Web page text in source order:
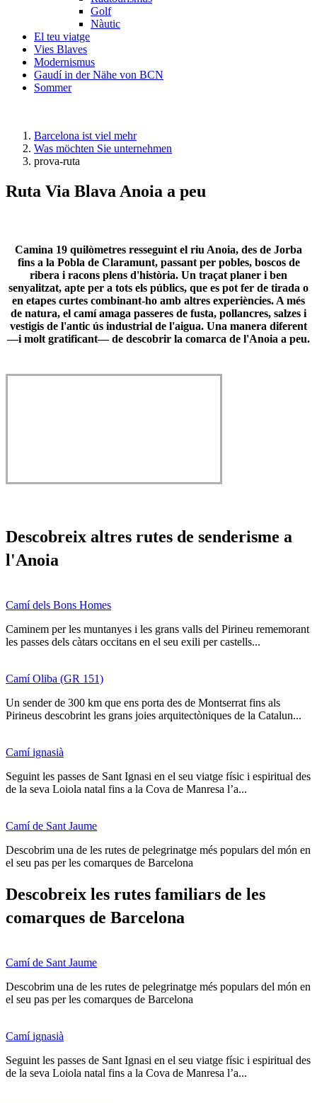
Golf
Nàutic
El teu viatge
Vies Blaves
Modernismus
Gaudí in der Nähe von BCN
Sommer
Barcelona ist viel mehr
Was möchten Sie unternehmen
prova-ruta
Ruta Via Blava Anoia a peu
Camina 19 quilòmetres resseguint el riu Anoia, des de Jorba
fins a la Pobla de Claramunt, passant per pobles, boscos de
ribera i racons plens d'història. Un traçat planer i ben
senyalitzat, apte per a tots els públics, que es pot fer de tirada o
en etapes curtes combinant-ho amb altres experiències. A més
de natura, el camí amaga passeres de fusta, pollancres, salzes i
vestigis de l'antic ús industrial de l'aigua. Una manera diferent
—i molt gratificant— de descobrir la comarca de l'Anoia a peu.
Descobreix altres rutes de senderisme a
l'Anoia
Camí dels Bons Homes
Caminem per les muntanyes i les grans valls del Pirineu rememorant
les passes dels càtars occitans en el seu exili per castells...
Camí Oliba (GR 151)
Un sender de 300 km que ens porta des de Montserrat fins als
Pirineus descobrint les grans joies arquitectòniques de la Catalun...
Camí ignasià
Seguint les passes de Sant Ignasi en el seu viatge físic i espiritual des
de la seva Loiola natal fins a la Cova de Manresa l’a...
Camí de Sant Jaume
Descobrim una de les rutes de pelegrinatge més populars del món en
el seu pas per les comarques de Barcelona
Descobreix les rutes familiars de les
comarques de Barcelona
Camí de Sant Jaume
Descobrim una de les rutes de pelegrinatge més populars del món en
el seu pas per les comarques de Barcelona
Camí ignasià
Seguint les passes de Sant Ignasi en el seu viatge físic i espiritual des
de la seva Loiola natal fins a la Cova de Manresa l’a...